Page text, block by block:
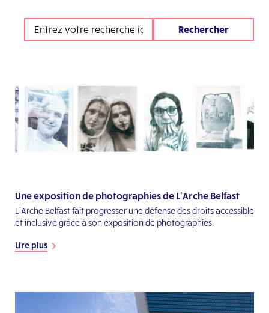
Une exposition de photographies de L’Arche Belfast
L’Arche Belfast fait progresser une défense des droits accessible
et inclusive grâce à son exposition de photographies.
Lire plus